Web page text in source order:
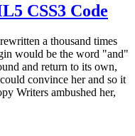
CSS3 Code
a thousand times
would be the word "and"
and return to its own,
convince her and so it
Writers ambushed her,